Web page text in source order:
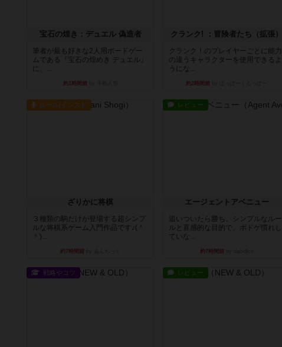
宝石の煌き：デュエル 偽造者
筆者が最も好きな2人用ボードゲー
ムである『宝石の煌めき デュエル』
に、...
約1時間前
クランク! ：冒険者たち（拡張）
クランク！のプレイヤーごとに能力
の違うキャラクターを使用できるよ
うにな...
約2時間前
ルール/インスト
ざりかに将棋
３種類の駒だけが登場する超シンプ
ルな将棋系ゲーム入門作品です♪(＾
＾)...
約7時間前
レビュー
エージェントアベニュー
追いついたら勝ち。シンプルなルー
ルと直感的な目的で、ボドゲ慣れし
ていな...
約7時間前
戦略やコツ レビュー